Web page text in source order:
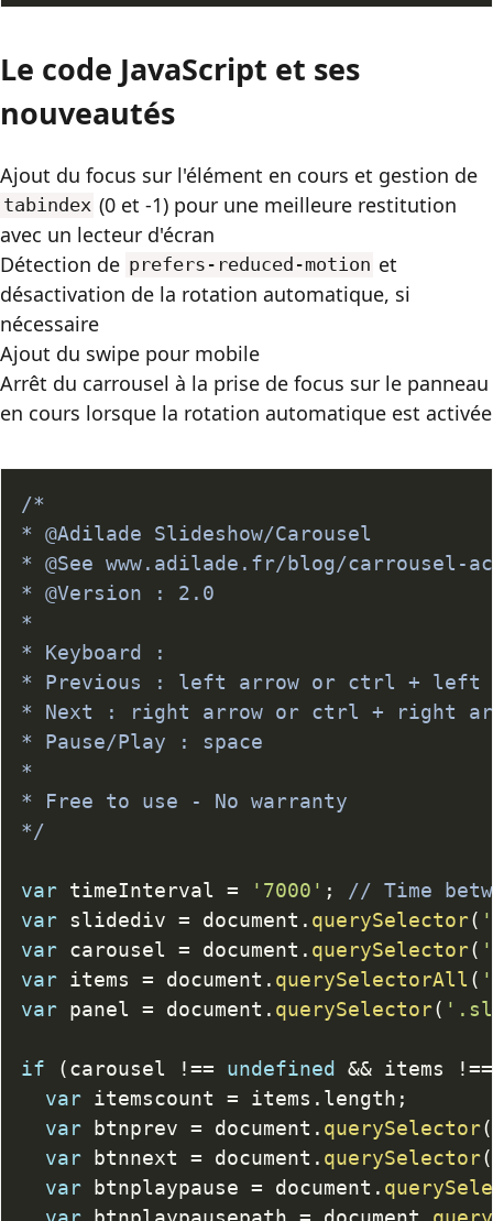
Le code JavaScript et ses
nouveautés
Ajout du focus sur l'élément en cours et gestion de
tabindex (0 et -1) pour une meilleure restitution
avec un lecteur d'écran
Détection de prefers-reduced-motion et
désactivation de la rotation automatique, si
nécessaire
Ajout du swipe pour mobile
Arrêt du carrousel à la prise de focus sur le panneau
en cours lorsque la rotation automatique est activée
/*
* @Adilade Slideshow/Carousel
* @See www.adilade.fr/blog/carrousel-
* @Version : 2.0
*
* Keyboard :
* Previous : left arrow or ctrl + left
* Next : right arrow or ctrl + right
* Pause/Play : space
*
* Free to use - No warranty
*/
var timeInterval = '7000' ;
// Time
var slidediv = document . querySelector(
var carousel = document . querySelector(
var items = document . querySelectorAll (
var panel = document . querySelector(
if (carousel !== undefined && items
!==
var itemscount = items . length ;
var btnprev = document . querySelector(
var btnnext = document . querySelector(
var btnplaypause = document .